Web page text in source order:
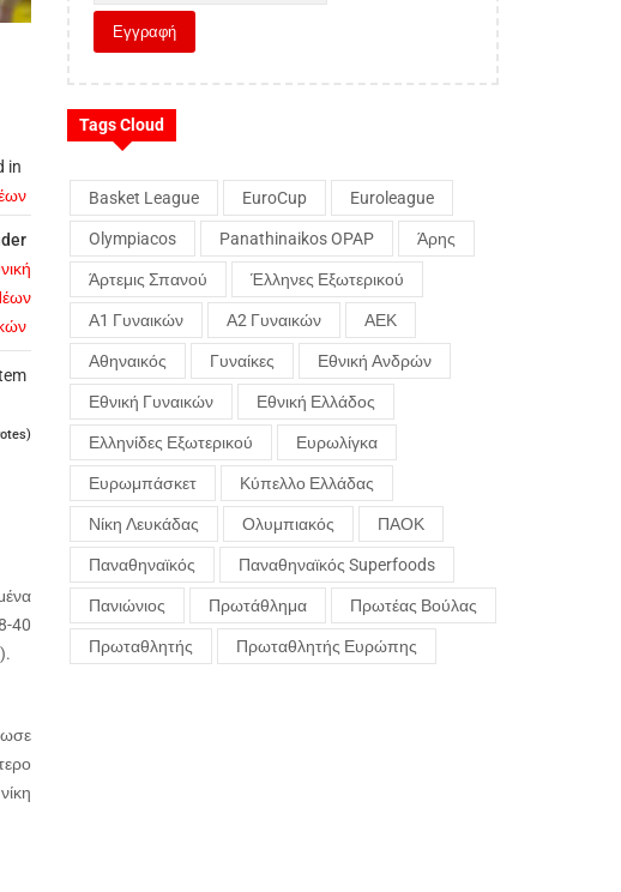
in
40
Tags Cloud
Basket League EuroCup Euroleague
Olympiacos Panathinaikos OPAP Άρης
Άρτεμις Σπανού Έλληνες Εξωτερικού
Α1 Γυναικών Α2 Γυναικών ΑΕΚ
Αθηναικός Γυναίκες Εθνική Ανδρών
Εθνική Γυναικών Εθνική Ελλάδος
Ελληνίδες Εξωτερικού Ευρωλίγκα
Ευρωμπάσκετ Κύπελλο Ελλάδας
Νίκη Λευκάδας Ολυμπιακός ΠΑΟΚ
Παναθηναϊκός Παναθηναϊκός Superfoods
Πανιώνιος Πρωτάθλημα Πρωτέας Βούλας
Πρωταθλητής Πρωταθλητής Ευρώπης